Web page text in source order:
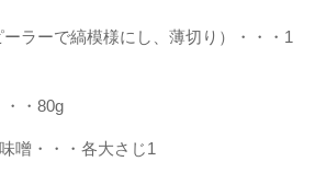
ラーで縞模様にし、薄切り）・・・1
・80g
噌・・・各大さじ1